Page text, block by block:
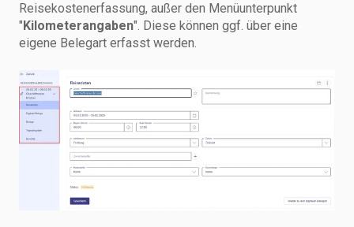
Reisekostenerfassung, außer den Menüunterpunkt
" Kilometerangaben". Diese können ggf. über eine
eigene Belegart erfasst werden.